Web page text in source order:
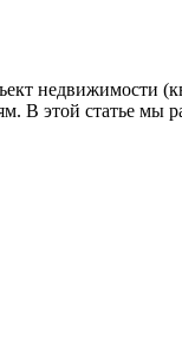
недвижимости
В этой статье мы